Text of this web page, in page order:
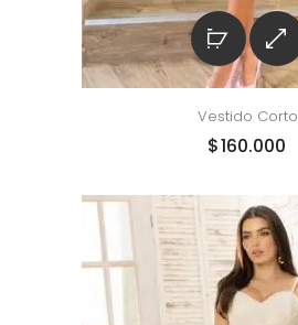
Vestido Corto
$160.000